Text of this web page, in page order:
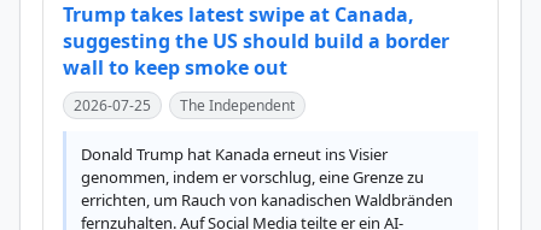
Trump takes latest swipe at Canada,
suggesting the US should build a border
wall to keep smoke out
2026-07-25 The Independent
Donald Trump hat Kanada erneut ins Visier
genommen, indem er vorschlug, eine Grenze zu
errichten, um Rauch von kanadischen Waldbränden
fernzuhalten. Auf Social Media teilte er ein AI-